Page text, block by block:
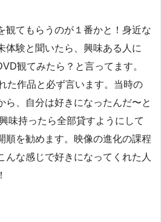
観てもらうのが１番かと！身近な
体験と聞いたら、興味ある人に
観てみたら？と言ってます。
た作品と必ず言います。当時の
ら、自分は好きになったんだ〜と
味持ったら全部貸すようにして
順を勧めます。映像の進化の課程
んな感じで好きになってくれた人